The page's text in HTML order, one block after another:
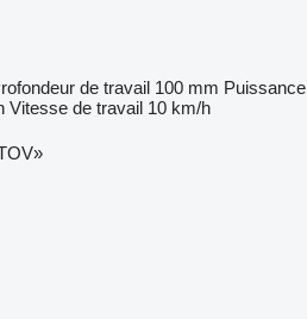
de travail 100 mm Puissance
Vitesse de travail 10 km/h